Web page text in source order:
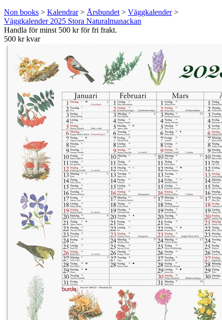
Non books > Kalendrar> Årsbundet > Väggkalender>
Väggkalender 2025 Stora Naturalmanackan
Handla för minst 500 kr för fri frakt.
500 kr kvar